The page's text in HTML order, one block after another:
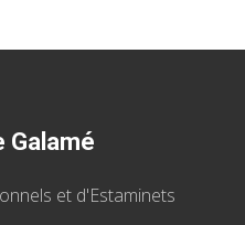
Galamé
et d'Estaminets